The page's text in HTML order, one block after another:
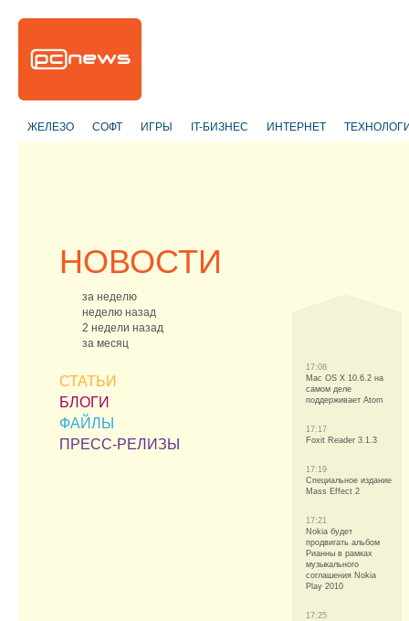
ЖЕЛЕЗО СОФТ ИГРЫ IT-БИЗНЕС ИНТЕРНЕТ
НОВОСТИ
за неделю
неделю назад
2 недели назад
за месяц
СТАТЬИ
БЛОГИ
ФАЙЛЫ
ПРЕСС-РЕЛИЗЫ
17:08
Mac OS X 10.6.2 на
самом деле
поддерживает Atom
17:17
Foxit Reader 3.1.3
17:19
Специальное издание
Mass Effect 2
17:21
Nokia будет
продвигать альбом
Рианны в рамках
музыкального
соглашения Nokia
Play 2010
17:25